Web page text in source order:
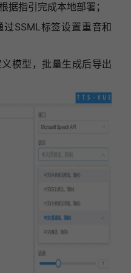
指引完成本地部署；
SSML标签设置重音和
模型，批量生成后导出